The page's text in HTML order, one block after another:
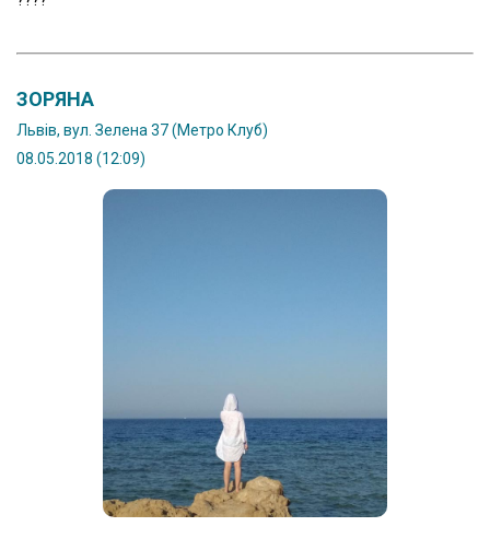
ЗОРЯНА
Львів, вул. Зелена 37 (Метро Клуб)
08.05.2018 (12:09)